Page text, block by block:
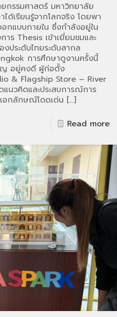
กรรมศาสตร์ มหาวิทยาลัย
ด้เรียนรู้จากโลกจริง โดยพา
กแบบภายใน ซึ่งกำลังอยู่ใน
าร Thesis เข้าเยี่ยมชมและ
ประดับไทยระดับสากล
การศึกษาดูงานครั้งนี้
อยู่คงดี ผู้ก่อตั้ง
& Flagship Store – River
นวคิดและประสบการณ์การ
อกลักษณ์โดดเด่น […]
Read more